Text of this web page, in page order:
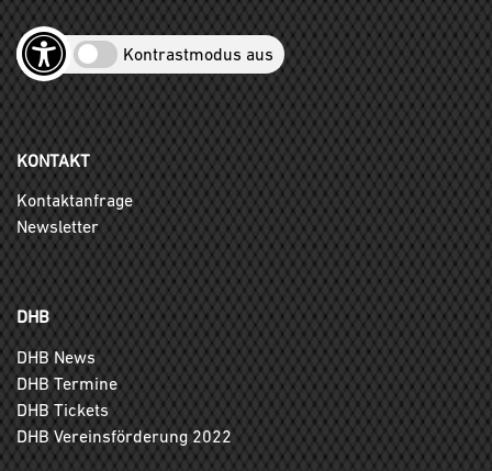
Kontrastmodus aus
KONTAKT
Kontaktanfrage
Newsletter
DHB
DHB News
DHB Termine
DHB Tickets
DHB Vereinsförderung 2022